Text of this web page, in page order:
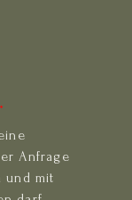
Anfrage
und mit